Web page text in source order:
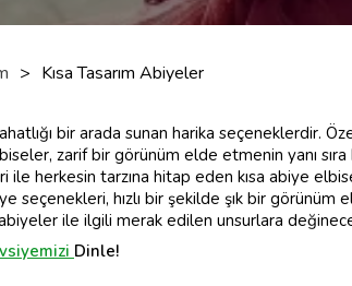
> Kısa Tasarım Abiyeler
rahatlığı bir arada sunan harika seçeneklerdir.
zarif bir görünüm elde etmenin yanı
ile herkesin tarzına hitap eden kısa abiye
seçenekleri, hızlı bir şekilde şık bir
abiyeler ile ilgili merak edilen unsurlara
Dinle!